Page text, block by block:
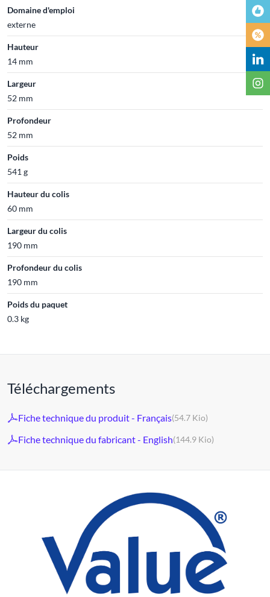
Domaine d'emploi
externe
Hauteur
14 mm
Largeur
52 mm
Profondeur
52 mm
Poids
541 g
Hauteur du colis
60 mm
Largeur du colis
190 mm
Profondeur du colis
190 mm
Poids du paquet
0.3 kg
Téléchargements
Fiche technique du produit - Français(54.7 Kio)
Fiche technique du fabricant - English(144.9 Kio)